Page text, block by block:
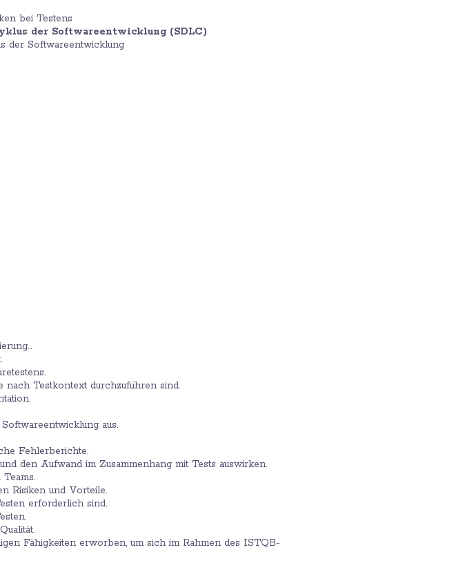
bei Testens
der Softwareentwicklung (SDLC)
der Softwareentwicklung
nach Testkontext durchzuführen sind.
aus.
Fehlerberichte.
den Aufwand im Zusammenhang mit Tests auswirken.
Risiken und Vorteile.
erforderlich sind.
Fähigkeiten erworben, um sich im Rahmen des ISTQB-